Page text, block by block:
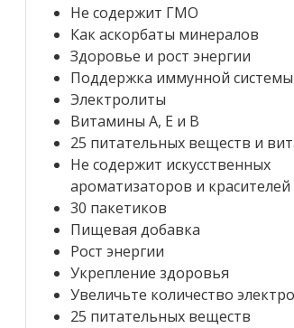
Не содержит ГМО
Как аскорбаты минералов
Здоровье и рост энергии
Поддержка иммунной системы
Электролиты
Витамины A, E и B
25 питательных веществ и
Не содержит искусственных
ароматизаторов и красителей
30 пакетиков
Пищевая добавка
Рост энергии
Укрепление здоровья
Увеличьте количество
25 питательных веществ